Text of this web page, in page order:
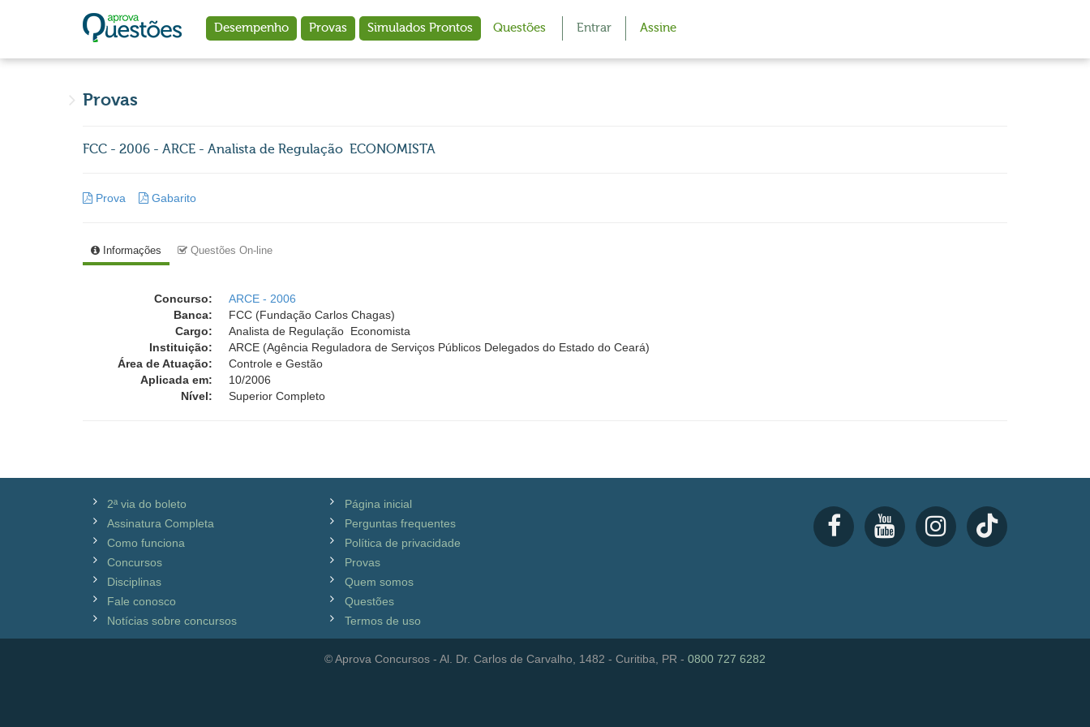
Desempenho Provas Simulados Prontos Questões Entrar Assine
Provas
FCC - 2006 - ARCE - Analista de Regulação  ECONOMISTA
Prova Gabarito
Informações Questões On-line
Concurso:
ARCE - 2006
Banca:
FCC (Fundação Carlos Chagas)
Cargo:
Analista de Regulação  Economista
Instituição:
ARCE (Agência Reguladora de Serviços Públicos Delegados do Estado do Ceará)
Área de Atuação:
Controle e Gestão
Aplicada em:
10/2006
Nível:
Superior Completo
2ª via do boleto
Assinatura Completa
Como funciona
Concursos
Disciplinas
Fale conosco
Notícias sobre concursos
Página inicial
Perguntas frequentes
Política de privacidade
Provas
Quem somos
Questões
Termos de uso
© Aprova Concursos - Al. Dr. Carlos de Carvalho, 1482 - Curitiba, PR - 0800 727 6282